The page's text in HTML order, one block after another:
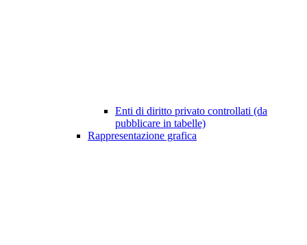
Enti di diritto privato controllati (da
pubblicare in tabelle)
Rappresentazione grafica